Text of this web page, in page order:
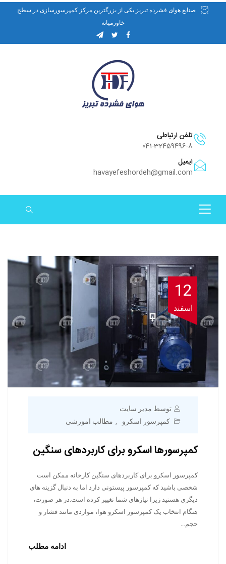
صنایع هوای فشرده تبریز یکی از بزرگترین مرکز کمپرسورسازی در سطح
خاورمیانه
تلفن ارتباطی
041-32459496-8
ایمیل
havayefeshordeh@gmail.com
12
اسفند
توسط مدیر سایت
کمپرسور اسکرو
, مطالب اموزشی
کمپرسورها اسکرو برای کاربردهای سنگین
کمپرسور اسکرو برای کاربردهای سنگین کارخانه ممکن است
شخصی باشید که کمپرسور پیستونی دارد اما به دنبال گزینه های
دیگری هستید زیرا نیازهای شما تغییر کرده است.در هر صورت،
هنگام انتخاب یک کمپرسور اسکرو هوا، مواردی مانند فشار و
حجم…
ادامه مطلب